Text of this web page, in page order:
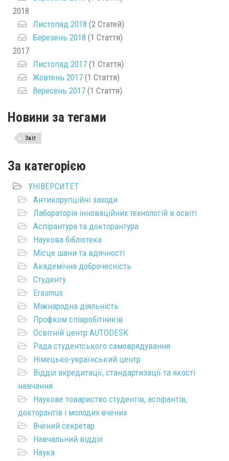
2018
Листопад 2018 (2 Статей)
Березень 2018 (1 Стаття)
2017
Листопад 2017 (1 Стаття)
Жовтень 2017 (1 Стаття)
Вересень 2017 (1 Стаття)
Новини за тегами
Звіт
За категорією
УНІВЕРСИТЕТ
Антикорупційні заходи
Лабораторія інноваційних технологій в освіті
Аспірантура та докторантура
Наукова бібліотека
Місце шани та вдячності
Академічна доброчесність
Студенту
Erasmus
Міжнародна діяльність
Профком співробітників
Освітній центр AUTODESK
Рада студентського самоврядування
Німецько-український центр
Відділ акредитації, стандартизації та якості
навчання
Наукове товариство студентів, аспірантів,
докторантів і молодих вчених
Вчений секретар
Навчальний відділ
Наука